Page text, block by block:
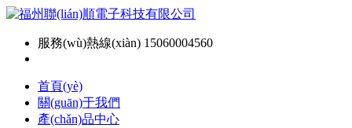
服務(wù)熱線(xiàn) 15060004560
首頁(yè)
關(guān)于我們
產(chǎn)品中心